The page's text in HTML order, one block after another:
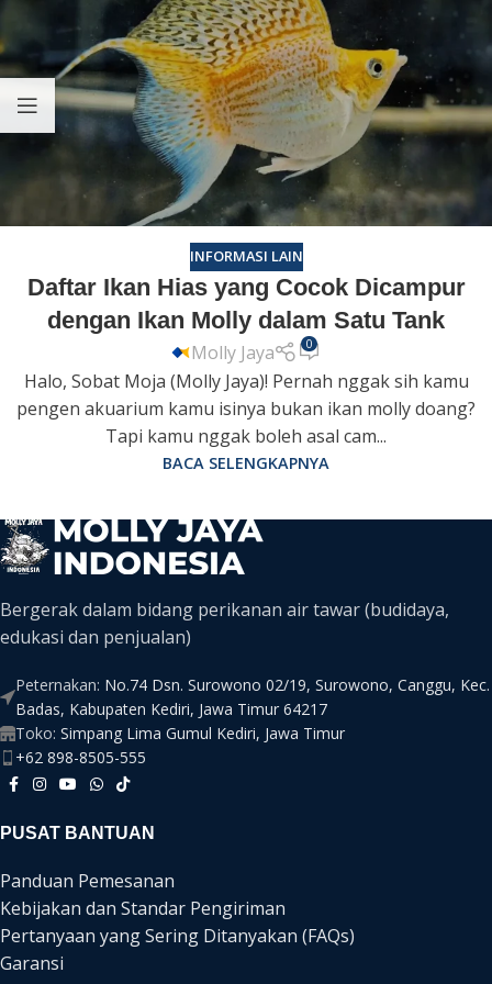
INFORMASI LAIN
Daftar Ikan Hias yang Cocok Dicampur
dengan Ikan Molly dalam Satu Tank
Molly Jaya 0
Halo, Sobat Moja (Molly Jaya)! Pernah nggak sih kamu
pengen akuarium kamu isinya bukan ikan molly doang?
Tapi kamu nggak boleh asal cam...
BACA SELENGKAPNYA
Bergerak dalam bidang perikanan air tawar (budidaya,
edukasi dan penjualan)
Peternakan: No.74 Dsn. Surowono 02/19, Surowono, Canggu, Kec.
Badas, Kabupaten Kediri, Jawa Timur 64217
Toko: Simpang Lima Gumul Kediri, Jawa Timur
+62 898-8505-555
PUSAT BANTUAN
Panduan Pemesanan
Kebijakan dan Standar Pengiriman
Pertanyaan yang Sering Ditanyakan (FAQs)
Garansi